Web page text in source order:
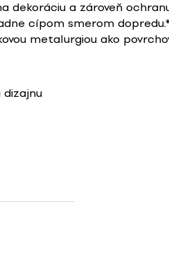
dekoráciu a zároveň
cípom smerom
metalurgiou ako
dizajnu